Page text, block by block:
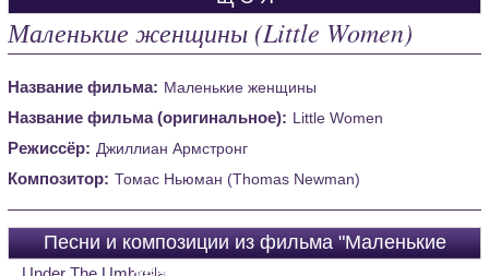
Маленькие женщины (Little Women)
Название фильма: Маленькие женщины
Название фильма (оригинальное): Little Women
Режиссёр: Джиллиан Армстронг
Композитор: Томас Ньюман (Thomas Newman)
Песни и композиции из фильма "Маленькие
женщины (Little Women)"